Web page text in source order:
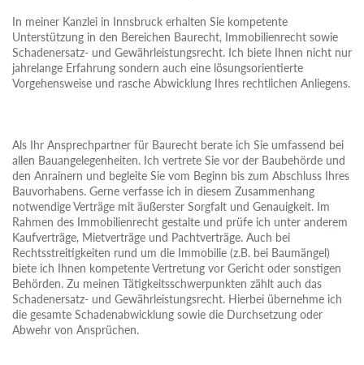
In meiner Kanzlei in Innsbruck erhalten Sie kompetente
Unterstützung in den Bereichen Baurecht, Immobilienrecht sowie
Schadenersatz- und Gewährleistungsrecht. Ich biete Ihnen nicht nur
jahrelange Erfahrung sondern auch eine lösungsorientierte
Vorgehensweise und rasche Abwicklung Ihres rechtlichen Anliegens.
Als Ihr Ansprechpartner für Baurecht berate ich Sie umfassend bei
allen Bauangelegenheiten. Ich vertrete Sie vor der Baubehörde und
den Anrainern und begleite Sie vom Beginn bis zum Abschluss Ihres
Bauvorhabens. Gerne verfasse ich in diesem Zusammenhang
notwendige Verträge mit äußerster Sorgfalt und Genauigkeit. Im
Rahmen des Immobilienrecht gestalte und prüfe ich unter anderem
Kaufverträge, Mietverträge und Pachtverträge. Auch bei
Rechtsstreitigkeiten rund um die Immobilie (z.B. bei Baumängel)
biete ich Ihnen kompetente Vertretung vor Gericht oder sonstigen
Behörden. Zu meinen Tätigkeitsschwerpunkten zählt auch das
Schadenersatz- und Gewährleistungsrecht. Hierbei übernehme ich
die gesamte Schadenabwicklung sowie die Durchsetzung oder
Abwehr von Ansprüchen.